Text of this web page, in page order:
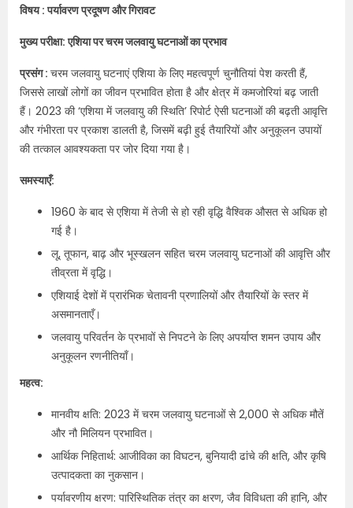
विषय : पर्यावरण प्रदूषण और गिरावट
मुख्य परीक्षा: एशिया पर चरम जलवायु घटनाओं का प्रभाव
प्रसंग : चरम जलवायु घटनाएं एशिया के लिए महत्वपूर्ण चुनौतियां पेश करती हैं,
जिससे लाखों लोगों का जीवन प्रभावित होता है और क्षेत्र में कमजोरियां बढ़ जाती
हैं। 2023 की ‘एशिया में जलवायु की स्थिति’ रिपोर्ट ऐसी घटनाओं की बढ़ती आवृत्ति
और गंभीरता पर प्रकाश डालती है, जिसमें बढ़ी हुई तैयारियों और अनुकूलन उपायों
की तत्काल आवश्यकता पर जोर दिया गया है।
समस्याएँ:
1960 के बाद से एशिया में तेजी से हो रही वृद्धि वैश्विक औसत से अधिक हो
गई है।
लू, तूफान, बाढ़ और भूस्खलन सहित चरम जलवायु घटनाओं की आवृत्ति और
तीव्रता में वृद्धि।
एशियाई देशों में प्रारंभिक चेतावनी प्रणालियों और तैयारियों के स्तर में
असमानताएँ।
जलवायु परिवर्तन के प्रभावों से निपटने के लिए अपर्याप्त शमन उपाय और
अनुकूलन रणनीतियाँ।
महत्व:
मानवीय क्षति: 2023 में चरम जलवायु घटनाओं से 2,000 से अधिक मौतें
और नौ मिलियन प्रभावित।
आर्थिक निहितार्थ: आजीविका का विघटन, बुनियादी ढांचे की क्षति, और कृषि
उत्पादकता का नुकसान।
पर्यावरणीय क्षरण: पारिस्थितिक तंत्र का क्षरण, जैव विविधता की हानि, और